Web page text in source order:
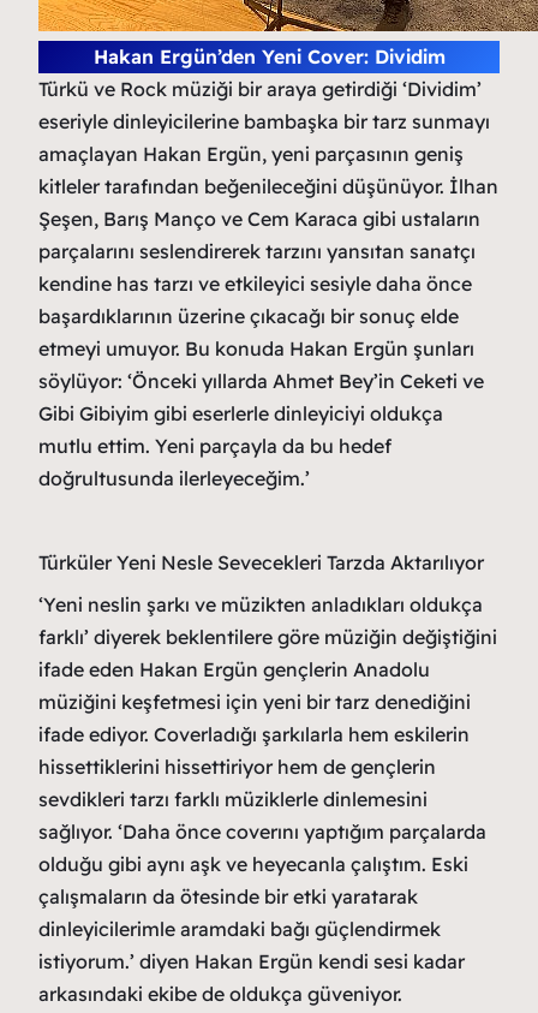
Hakan Ergün’den Yeni Cover: Dividim
Türkü ve Rock müziği bir araya getirdiği ‘Dividim’
eseriyle dinleyicilerine bambaşka bir tarz sunmayı
amaçlayan Hakan Ergün, yeni parçasının geniş
kitleler tarafından beğenileceğini düşünüyor. İlhan
Şeşen, Barış Manço ve Cem Karaca gibi ustaların
parçalarını seslendirerek tarzını yansıtan sanatçı
kendine has tarzı ve etkileyici sesiyle daha önce
başardıklarının üzerine çıkacağı bir sonuç elde
etmeyi umuyor. Bu konuda Hakan Ergün şunları
söylüyor: ‘Önceki yıllarda Ahmet Bey’in Ceketi ve
Gibi Gibiyim gibi eserlerle dinleyiciyi oldukça
mutlu ettim. Yeni parçayla da bu hedef
doğrultusunda ilerleyeceğim.’
Türküler Yeni Nesle Sevecekleri Tarzda Aktarılıyor
‘Yeni neslin şarkı ve müzikten anladıkları oldukça
farklı’ diyerek beklentilere göre müziğin değiştiğini
ifade eden Hakan Ergün gençlerin Anadolu
müziğini keşfetmesi için yeni bir tarz denediğini
ifade ediyor. Coverladığı şarkılarla hem eskilerin
hissettiklerini hissettiriyor hem de gençlerin
sevdikleri tarzı farklı müziklerle dinlemesini
sağlıyor. ‘Daha önce coverını yaptığım parçalarda
olduğu gibi aynı aşk ve heyecanla çalıştım. Eski
çalışmaların da ötesinde bir etki yaratarak
dinleyicilerimle aramdaki bağı güçlendirmek
istiyorum.’ diyen Hakan Ergün kendi sesi kadar
arkasındaki ekibe de oldukça güveniyor.